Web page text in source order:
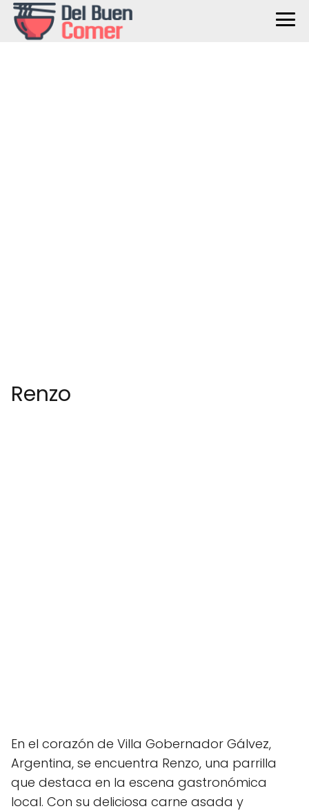
Renzo
En el corazón de Villa Gobernador Gálvez,
Argentina, se encuentra Renzo, una parrilla
que destaca en la escena gastronómica
local. Con su deliciosa carne asada y